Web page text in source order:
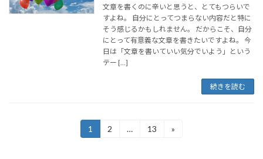
文章を書くのに辛いと思うと、とてもつらいで
すよね。 自分にとってつまらない内容だと特に
そう感じるかもしれません。 だからこそ、自分
にとって有意義な文章を書きたいですよね。 今
日は「文章を書いていい気分でいよう」という
テー […]
続きを読む
固
定
1
固
2 …
固
13 »